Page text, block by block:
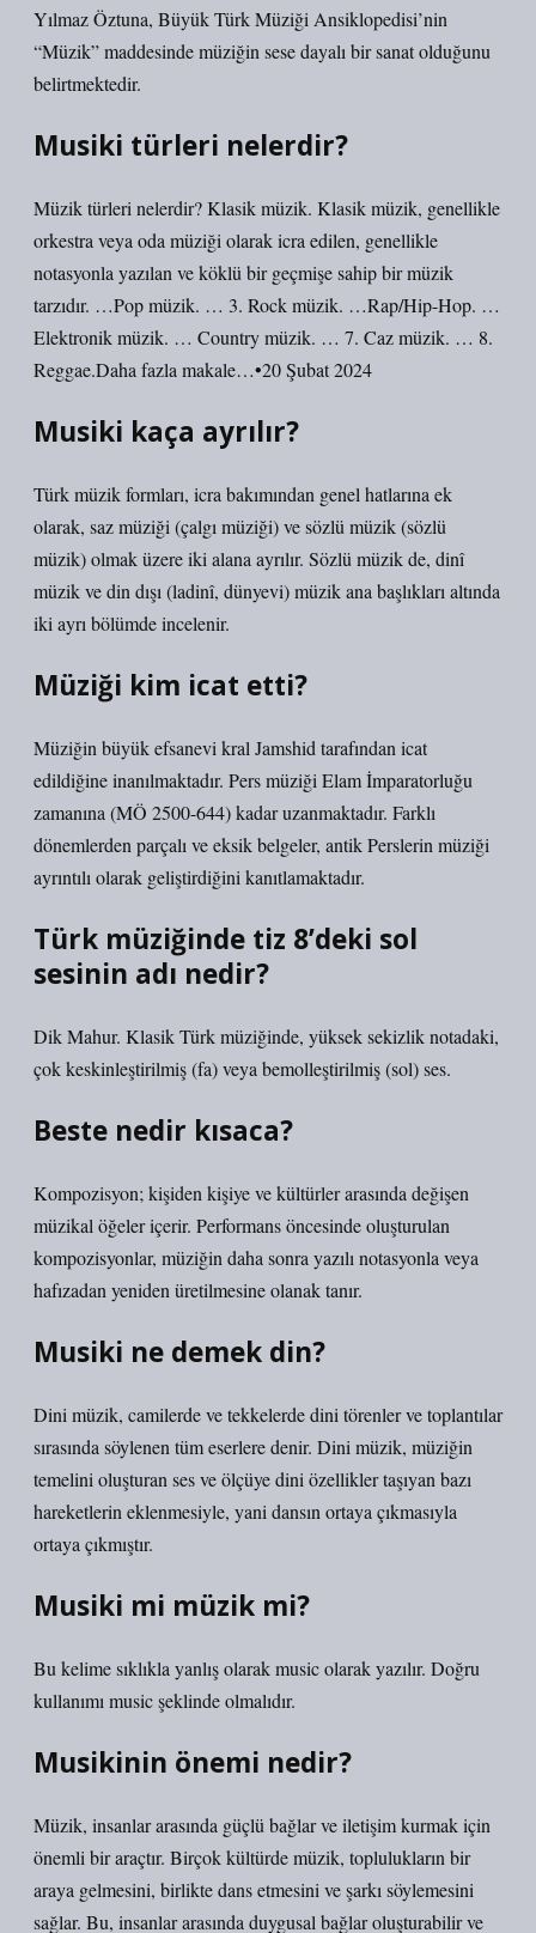
Yılmaz Öztuna, Büyük Türk Müziği Ansiklopedisi’nin
“Müzik” maddesinde müziğin sese dayalı bir sanat olduğunu
belirtmektedir.
Musiki türleri nelerdir?
Müzik türleri nelerdir? Klasik müzik. Klasik müzik, genellikle
orkestra veya oda müziği olarak icra edilen, genellikle
notasyonla yazılan ve köklü bir geçmişe sahip bir müzik
tarzıdır. …Pop müzik. … 3. Rock müzik. …Rap/Hip-Hop. …
Elektronik müzik. … Country müzik. … 7. Caz müzik. … 8.
Reggae.Daha fazla makale…•20 Şubat 2024
Musiki kaça ayrılır?
Türk müzik formları, icra bakımından genel hatlarına ek
olarak, saz müziği (çalgı müziği) ve sözlü müzik (sözlü
müzik) olmak üzere iki alana ayrılır. Sözlü müzik de, dinî
müzik ve din dışı (ladinî, dünyevi) müzik ana başlıkları altında
iki ayrı bölümde incelenir.
Müziği kim icat etti?
Müziğin büyük efsanevi kral Jamshid tarafından icat
edildiğine inanılmaktadır. Pers müziği Elam İmparatorluğu
zamanına (MÖ 2500-644) kadar uzanmaktadır. Farklı
dönemlerden parçalı ve eksik belgeler, antik Perslerin müziği
ayrıntılı olarak geliştirdiğini kanıtlamaktadır.
Türk müziğinde tiz 8’deki sol
sesinin adı nedir?
Dik Mahur. Klasik Türk müziğinde, yüksek sekizlik notadaki,
çok keskinleştirilmiş (fa) veya bemolleştirilmiş (sol) ses.
Beste nedir kısaca?
Kompozisyon; kişiden kişiye ve kültürler arasında değişen
müzikal öğeler içerir. Performans öncesinde oluşturulan
kompozisyonlar, müziğin daha sonra yazılı notasyonla veya
hafızadan yeniden üretilmesine olanak tanır.
Musiki ne demek din?
Dini müzik, camilerde ve tekkelerde dini törenler ve toplantılar
sırasında söylenen tüm eserlere denir. Dini müzik, müziğin
temelini oluşturan ses ve ölçüye dini özellikler taşıyan bazı
hareketlerin eklenmesiyle, yani dansın ortaya çıkmasıyla
ortaya çıkmıştır.
Musiki mi müzik mi?
Bu kelime sıklıkla yanlış olarak music olarak yazılır. Doğru
kullanımı music şeklinde olmalıdır.
Musikinin önemi nedir?
Müzik, insanlar arasında güçlü bağlar ve iletişim kurmak için
önemli bir araçtır. Birçok kültürde müzik, toplulukların bir
araya gelmesini, birlikte dans etmesini ve şarkı söylemesini
sağlar. Bu, insanlar arasında duygusal bağlar oluşturabilir ve